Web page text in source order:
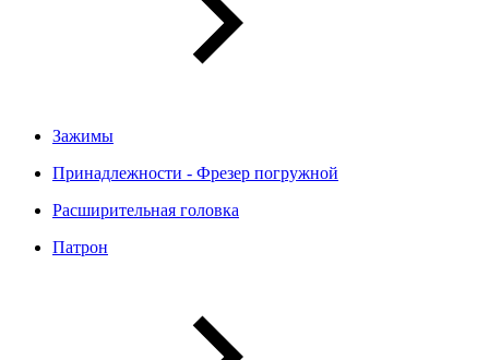
Зажимы
Принадлежности - Фрезер погружной
Расширительная головка
Патрон